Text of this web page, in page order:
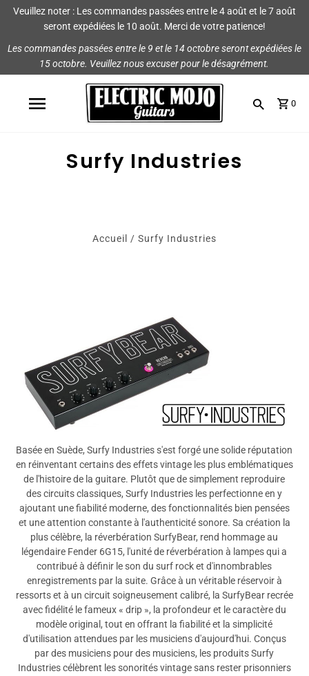
Magasiner
Amplis
Marques
AmpRX
Veuillez noter : Les commandes passées entre le 4 août et le 7 août
seront expédiées le 10 août. Merci de votre patience!
Les commandes passées entre le 9 et le 14 octobre seront expédiées le
15 octobre. Veuillez nous excuser pour le désagrément.
0
Surfy Industries
Accueil / Surfy Industries
Basée en Suède, Surfy Industries s'est forgé une solide réputation
en réinventant certains des effets vintage les plus emblématiques
de l'histoire de la guitare. Plutôt que de simplement reproduire
des circuits classiques, Surfy Industries les perfectionne en y
ajoutant une fiabilité moderne, des fonctionnalités bien pensées
et une attention constante à l'authenticité sonore. Sa création la
plus célèbre, la réverbération SurfyBear, rend hommage au
légendaire Fender 6G15, l'unité de réverbération à lampes qui a
contribué à définir le son du surf rock et d'innombrables
enregistrements par la suite. Grâce à un véritable réservoir à
ressorts et à un circuit soigneusement calibré, la SurfyBear recrée
avec fidélité le fameux « drip », la profondeur et le caractère du
modèle original, tout en offrant la fiabilité et la simplicité
d'utilisation attendues par les musiciens d'aujourd'hui. Conçus
par des musiciens pour des musiciens, les produits Surfy
Industries célèbrent les sonorités vintage sans rester prisonniers